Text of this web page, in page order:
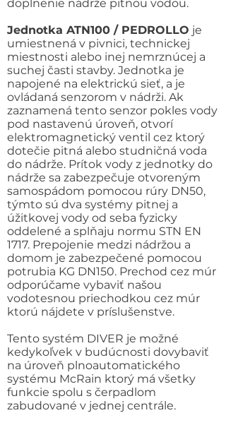
doplnenie nádrže pitnou vodou.
Jednotka ATN100 / PEDROLLO je
umiestnená v pivnici, technickej
miestnosti alebo inej nemrznúcej a
suchej časti stavby. Jednotka je
napojené na elektrickú sieť, a je
ovládaná senzorom v nádrži. Ak
zaznamená tento senzor pokles vody
pod nastavenú úroveň, otvorí
elektromagnetický ventil cez ktorý
dotečie pitná alebo studničná voda
do nádrže. Prítok vody z jednotky do
nádrže sa zabezpečuje otvoreným
samospádom pomocou rúry DN50,
týmto sú dva systémy pitnej a
úžitkovej vody od seba fyzicky
oddelené a splňaju normu STN EN
1717. Prepojenie medzi nádržou a
domom je zabezpečené pomocou
potrubia KG DN150. Prechod cez múr
odporúčame vybaviť našou
vodotesnou priechodkou cez múr
ktorú nájdete v príslušenstve.
Tento systém DIVER je možné
kedykoľvek v budúcnosti dovybaviť
na úroveň plnoautomatického
systému McRain ktorý má všetky
funkcie spolu s čerpadlom
zabudované v jednej centrále.